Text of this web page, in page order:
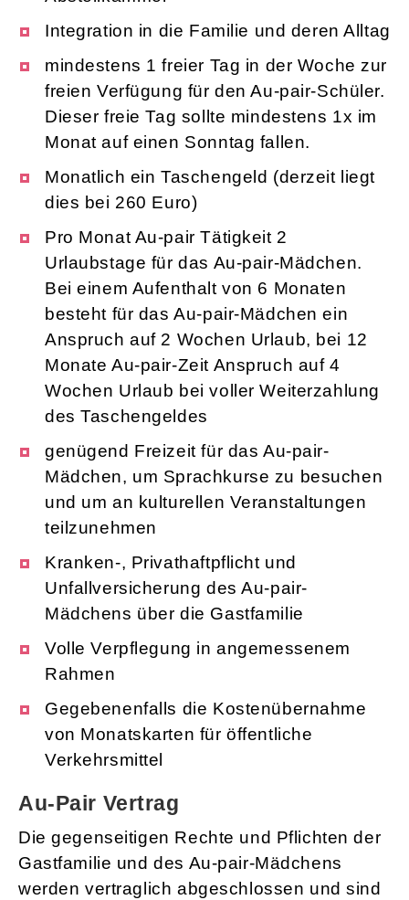
Integration in die Familie und deren Alltag
mindestens 1 freier Tag in der Woche zur
freien Verfügung für den Au-pair-Schüler.
Dieser freie Tag sollte mindestens 1x im
Monat auf einen Sonntag fallen.
Monatlich ein Taschengeld (derzeit liegt
dies bei 260 Euro)
Pro Monat Au-pair Tätigkeit 2
Urlaubstage für das Au-pair-Mädchen.
Bei einem Aufenthalt von 6 Monaten
besteht für das Au-pair-Mädchen ein
Anspruch auf 2 Wochen Urlaub, bei 12
Monate Au-pair-Zeit Anspruch auf 4
Wochen Urlaub bei voller Weiterzahlung
des Taschengeldes
genügend Freizeit für das Au-pair-
Mädchen, um Sprachkurse zu besuchen
und um an kulturellen Veranstaltungen
teilzunehmen
Kranken-, Privathaftpflicht und
Unfallversicherung des Au-pair-
Mädchens über die Gastfamilie
Volle Verpflegung in angemessenem
Rahmen
Gegebenenfalls die Kostenübernahme
von Monatskarten für öffentliche
Verkehrsmittel
Au-Pair Vertrag
Die gegenseitigen Rechte und Pflichten der
Gastfamilie und des Au-pair-Mädchens
werden vertraglich abgeschlossen und sind